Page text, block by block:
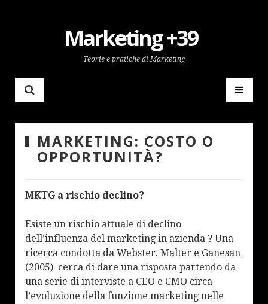
Marketing +39
Teorie e pratiche di Marketing
MARKETING: COSTO O
OPPORTUNITÀ?
MKTG a rischio declino?
Esiste un rischio attuale di declino
dell’influenza del marketing in azienda ? Una
ricerca condotta da Webster, Malter e Ganesan
(2005) cerca di dare una risposta partendo da
una serie di interviste a CEO e CMO circa
l’evoluzione della funzione marketing nelle